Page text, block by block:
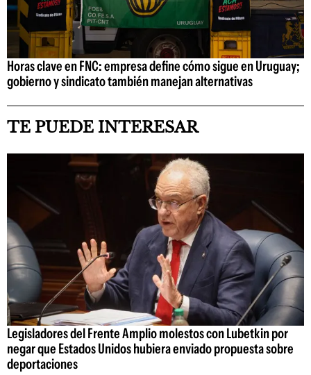
Horas clave en FNC: empresa define cómo sigue en Uruguay;
gobierno y sindicato también manejan alternativas
TE PUEDE INTERESAR
Legisladores del Frente Amplio molestos con Lubetkin por
negar que Estados Unidos hubiera enviado propuesta sobre
deportaciones